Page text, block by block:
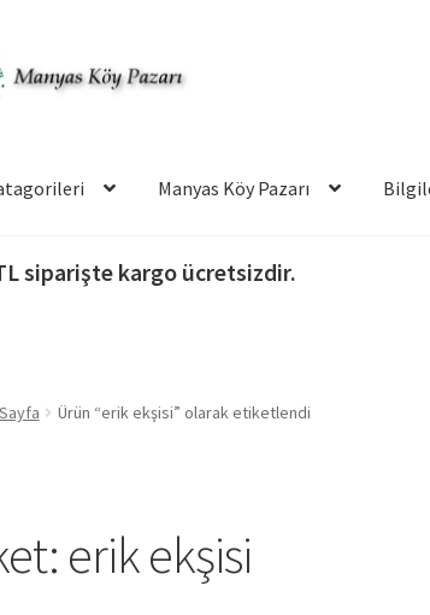
Manyas Köy Pazarı
siparişte kargo ücretsizdir.
Ürün “erik ekşisi” olarak etiketlendi
erik ekşisi